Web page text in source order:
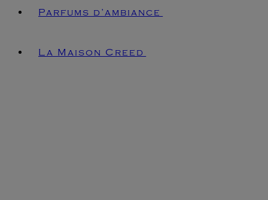
Parfums d’ambiance
La Maison Creed